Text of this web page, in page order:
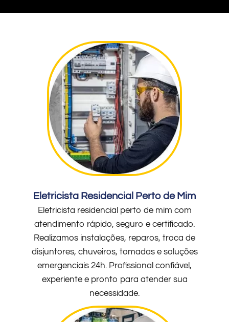
Eletricista Residencial Perto de Mim
Eletricista residencial perto de mim com
atendimento rápido, seguro e certificado.
Realizamos instalações, reparos, troca de
disjuntores, chuveiros, tomadas e soluções
emergenciais 24h. Profissional confiável,
experiente e pronto para atender sua
necessidade.